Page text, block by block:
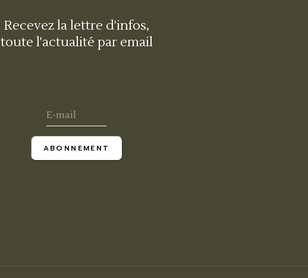
Recevez la lettre d'infos,
toute l'actualité par email
ABONNEMENT